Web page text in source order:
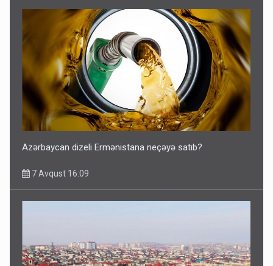
Azərbaycan dizeli Ermənistana neçəyə satıb?
7 Avqust 16:09